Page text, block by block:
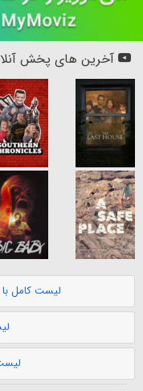
آخرین های پخش
لیست کامل